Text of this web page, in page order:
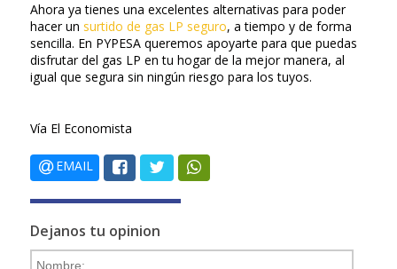
Ahora ya tienes una excelentes alternativas para poder
hacer un surtido de gas LP seguro, a tiempo y de forma
sencilla. En PYPESA queremos apoyarte para que puedas
disfrutar del gas LP en tu hogar de la mejor manera, al
igual que segura sin ningún riesgo para los tuyos.
Vía El Economista
EMAIL
Dejanos tu opinion